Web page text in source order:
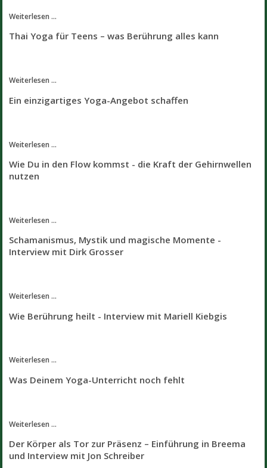
Weiterlesen ...
Thai Yoga für Teens – was Berührung alles kann
Weiterlesen ...
Ein einzigartiges Yoga-Angebot schaffen
Weiterlesen ...
Wie Du in den Flow kommst - die Kraft der Gehirnwellen
nutzen
Weiterlesen ...
Schamanismus, Mystik und magische Momente -
Interview mit Dirk Grosser
Weiterlesen ...
Wie Berührung heilt - Interview mit Mariell Kiebgis
Weiterlesen ...
Was Deinem Yoga-Unterricht noch fehlt
Weiterlesen ...
Der Körper als Tor zur Präsenz – Einführung in Breema
und Interview mit Jon Schreiber